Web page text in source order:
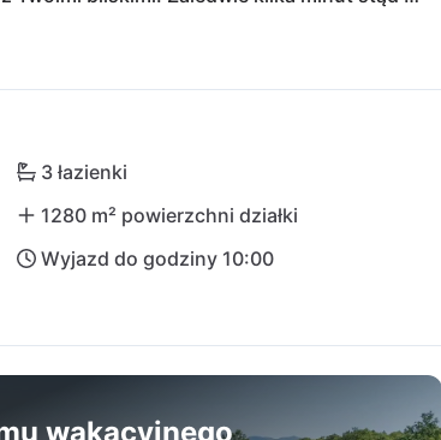
supermarket Plodine. Delektuj się
lub odkryj urokliwe Labin, które
zainteresować się imponującym parkiem
z naturą! Dzięki bliskości lotniska w Puli nic
Pozwól się oczarować temu
3 łazienki
1280 m² powierzchni działki
Wyjazd do godziny 10:00
wakacyjnego